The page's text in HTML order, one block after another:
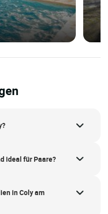
ideal für Paare?
in Coly am